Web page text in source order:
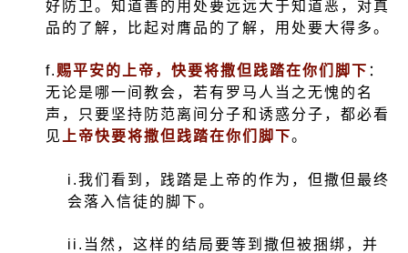
好防卫。知道善的用处要远远大于知道恶，对真
品的了解，比起对膺品的了解，用处要大得多。
f. 赐平安的上帝，快要将撒但践踏在你们脚下 ：
无论是哪一间教会，若有罗马人当之无愧的名
声，只要坚持防范离间分子和诱惑分子，都必看
见上帝快要将撒但践踏在你们脚下。
i.我们看到，践踏是上帝的作为，但撒但最终
会落入信徒的脚下。
ii. 当然，这样的结局要等到撒但被捆绑，并